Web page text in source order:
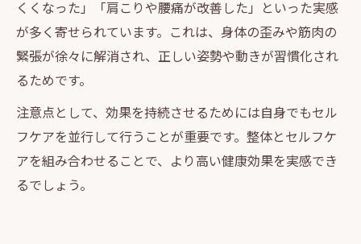
くくなった」「肩こりや腰痛が改善した」といった実感
が多く寄せられています。これは、身体の歪みや筋肉の
緊張が徐々に解消され、正しい姿勢や動きが習慣化され
るためです。
注意点として、効果を持続させるためには自身でもセル
フケアを並行して行うことが重要です。整体とセルフケ
アを組み合わせることで、より高い健康効果を実感でき
るでしょう。